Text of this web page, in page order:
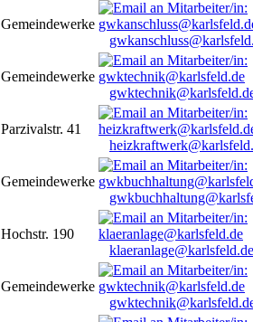
Gemeindewerke
Gemeindewerke
Parzivalstr. 41
Gemeindewerke
Hochstr. 190
klaeranlage@karlsfeld.de
Gemeindewerke